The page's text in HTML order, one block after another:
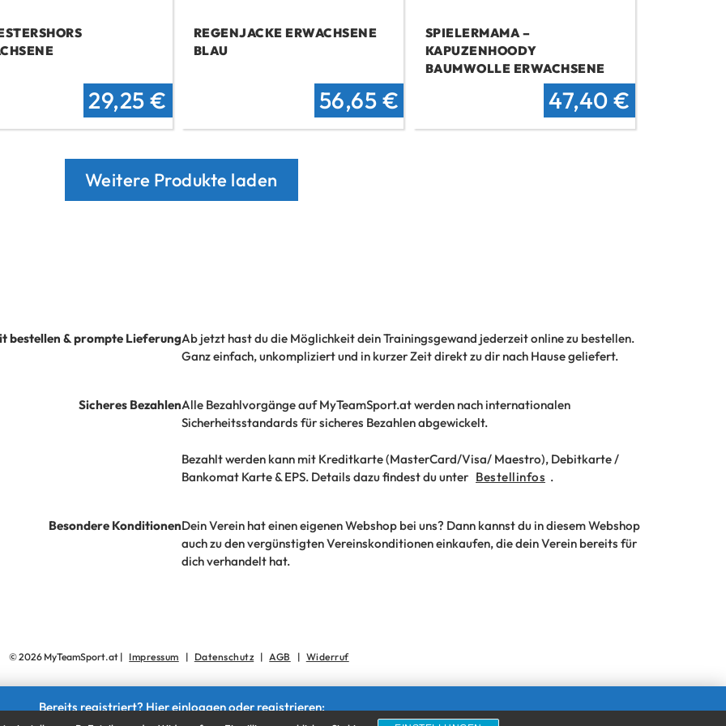
Bereits registriert? Hier einloggen oder registrieren:
Ursprünglicher
Preis
war:
38 €
29,25€
Preis
ist:
29,25 €.
REGENJACKE ERWACHSENE
BLAU
Ursprünglicher
Preis
56,65 €
Preis
SPIELERMAMA –
KAPUZENHOODY
BAUMWOLLE ERWACHSENE
Ursprünglicher
Preis
47,40€
Preis
Weitere Produkte laden
bestellen & prompte LieferungAb jetzt hast du die Möglichkeit dein Trainingsgewand jederzeit online zu bestellen.
Ganz einfach, unkompliziert und in kurzer Zeit direkt zu dir nach Hause geliefert.
Sicheres BezahlenAlle Bezahlvorgänge auf MyTeamSport.at werden nach internationalen
Sicherheitsstandards für sicheres Bezahlen abgewickelt.
Bezahlt werden kann mit Kreditkarte (MasterCard/Visa/ Maestro), Debitkarte /
Bankomat Karte & EPS. Details dazu findest du unter Bestellinfos .
Besondere KonditionenDein Verein hat einen eigenen Webshop bei uns? Dann kannst du in diesem Webshop
auch zu den vergünstigten Vereinskonditionen einkaufen, die dein Verein bereits für
dich verhandelt hat.
© 2026 MyTeamSport.at | Impressum | Datenschutz | AGB | Widerruf